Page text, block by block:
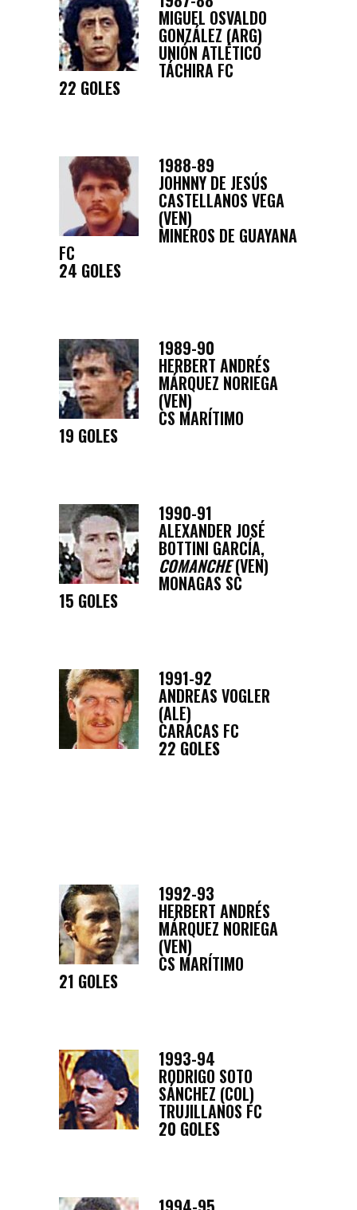
MIGUEL OSVALDO
GONZÁLEZ (ARG)
UNIÓN ATLÉTICO
TÁCHIRA FC
22 GOLES
1988-89
JOHNNY DE JESÚS
CASTELLANOS VEGA
(VEN)
MINEROS DE GUAYANA
FC
24 GOLES
1989-90
HERBERT ANDRÉS
MÁRQUEZ NORIEGA
(VEN)
CS MARÍTIMO
19 GOLES
1990-91
ALEXANDER JOSÉ
BOTTINI GARCÍA,
COMANCHE(VEN)
MONAGAS SC
15 GOLES
1991-92
ANDREAS VOGLER
(ALE)
CARACAS FC
22 GOLES
1992-93
HERBERT ANDRÉS
MÁRQUEZ NORIEGA
(VEN)
CS MARÍTIMO
21 GOLES
1993-94
RODRIGO SOTO
SÁNCHEZ (COL)
TRUJILLANOS FC
20 GOLES